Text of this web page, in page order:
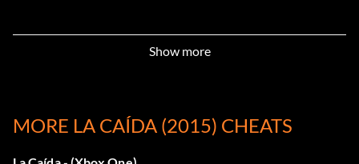
Show more
MORE LA CAÍDA (2015) CHEATS